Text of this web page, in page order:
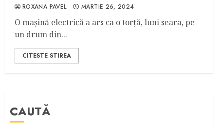
ROXANA PAVEL MARTIE 26, 2024
O mașină electrică a ars ca o torță, luni seara, pe
un drum din...
CITESTE STIREA
CAUTĂ